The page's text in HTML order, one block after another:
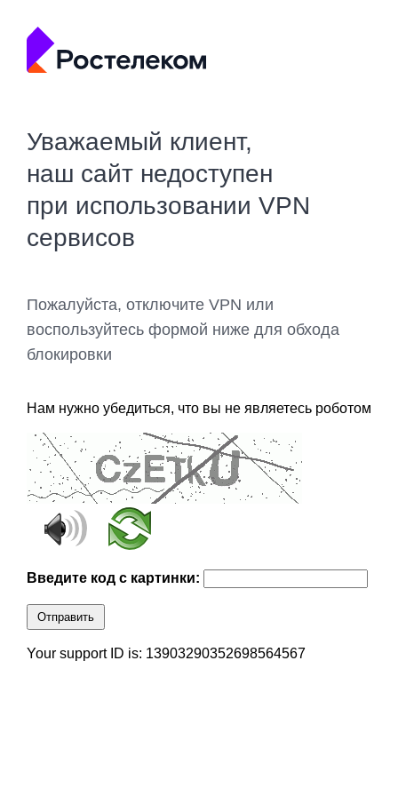
Уважаемый клиент,
наш сайт недоступен
при использовании VPN
сервисов
Пожалуйста, отключите VPN или
воспользуйтесь формой ниже для обхода
блокировки
Нам нужно убедиться, что вы не являетесь роботом
Введите код с картинки:
Отправить
Your support ID is: 13903290352698564567